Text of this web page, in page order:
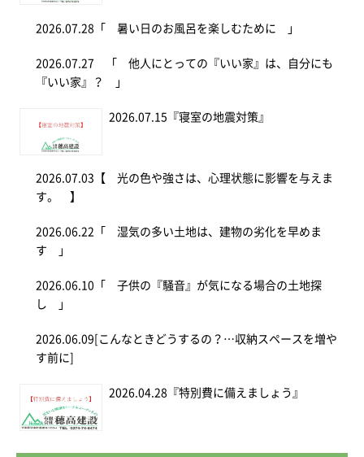
2026.07.28 「 暑い日のお風呂を楽しむために 」
2026.07.27 「 他人にとっての『いい家』は、自分にも
『いい家』？ 」
2026.07.15 『寝室の地震対策』
2026.07.03 【 光の色や強さは、心理状態に影響を与えま
す。 】
2026.06.22 「 湿気の多い土地は、建物の劣化を早めま
す 」
2026.06.10 「 子供の『騒音』が気になる場合の土地探
し 」
2026.06.09 [こんなときどうするの？…収納スペースを増や
す前に]
2026.04.28 『特別費に備えましょう』